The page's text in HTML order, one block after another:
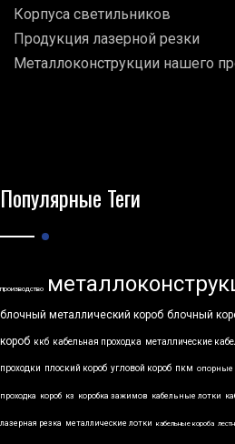
Корпуса светильников
Продукция лазерной резки
Металлоконструкции нашего
Популярные Теги
производство
блочный металлический короб блочный
короб ккб кабельная проходка металлические
проходки плоский короб угловой короб пкм опорные
проходка короб кз коробка зажимов кабельные лотки
лазерная резка металлические лотки кабельные короба